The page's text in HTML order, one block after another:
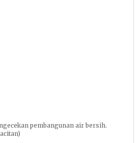
pembangunan air bersih.